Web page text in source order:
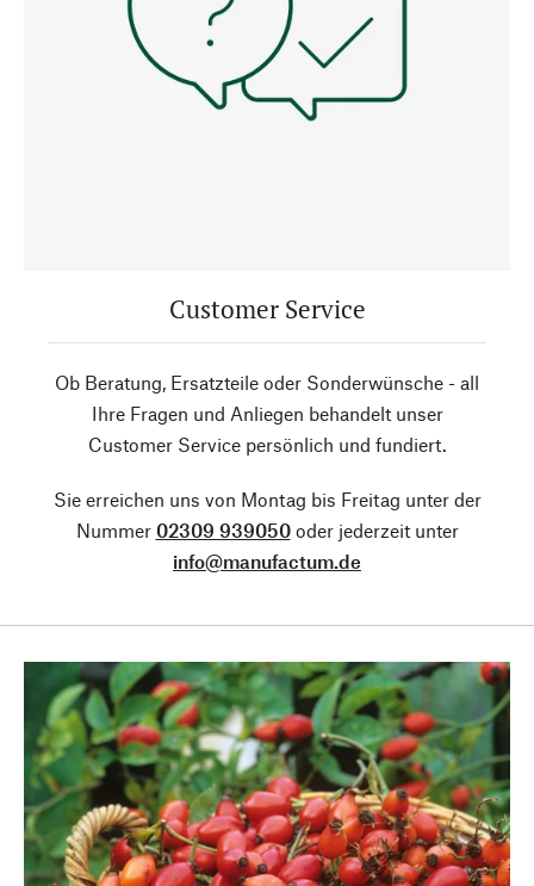
Customer Service
Ob Beratung, Ersatzteile oder Sonderwünsche - all
Ihre Fragen und Anliegen behandelt unser
Customer Service persönlich und fundiert.
Sie erreichen uns von Montag bis Freitag unter der
Nummer 02309 939050oder jederzeit unter
info@manufactum.de